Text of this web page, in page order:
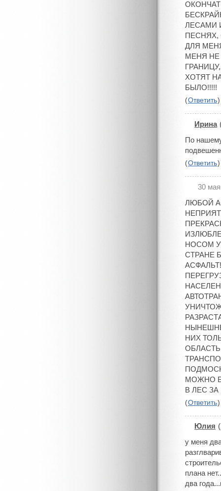
ЛЕСАМИ
ПЕСНЯХ,
ДЛЯ
МЕНЯ
ХОТЯТ
БЫЛО!!!!!
(Ответить)
#Ирина
По
(Ответить)
30
ЛЮБОЙ
НОСОМ У
СТРАНЕ
НИХ
МОЖНО
В ЛЕС
(Ответить)
#Юлия
у меня
плана
два